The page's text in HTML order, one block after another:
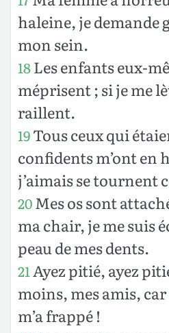
haleine, je demande
mon sein.
18Les enfants eux-
méprisent ; si je me
raillent.
19Tous ceux qui
confidents m’ont en
j’aimais se tournent
20Mes os sont
ma chair, je me suis
peau de mes dents.
21 Ayez pitié, ayez
moins, mes amis,
m’a frappé !